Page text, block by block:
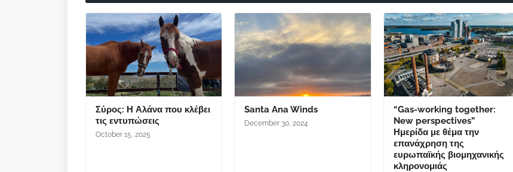
Σύρος: Η Αλάνα που κλέβει
τις εντυπώσεις
October 15, 2025
Santa Ana Winds
December 30, 2024
“Gas-working together:
New perspectives”
Ημερίδα με θέμα την
επανάχρηση της
ευρωπαϊκής βιομηχανικής
κληρονομιάς